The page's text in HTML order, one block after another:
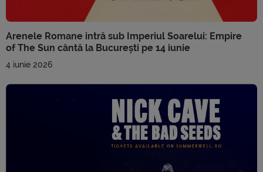
Arenele Romane intră sub Imperiul Soarelui: Empire
of The Sun cântă la București pe 14 iunie
4 iunie 2026